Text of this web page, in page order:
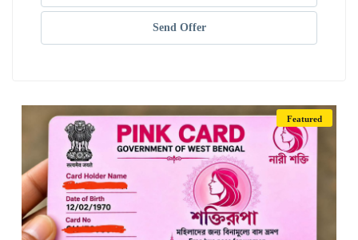
Send Offer
Featured